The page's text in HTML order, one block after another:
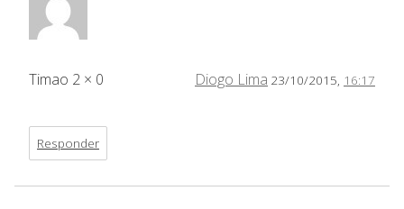
Diogo Lima 23/10/2015, 16:17
Timao 2 × 0
Responder